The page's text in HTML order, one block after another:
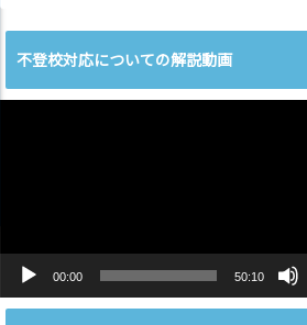
不登校対応についての解説動画
00:00 50:10